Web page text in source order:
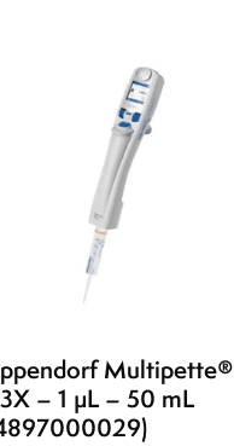
Multipette®
– 1 µL – 50 mL